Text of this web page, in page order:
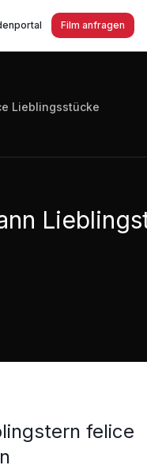
Film anfragen
Lieblingsstücke
felice Lieblingsstücke
felice